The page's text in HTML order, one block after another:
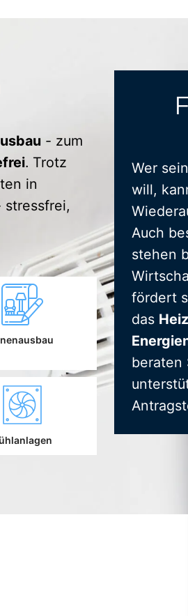
- zum
. Trotz
in
Wer
will,
Auch
stehen
fördert
das
beraten